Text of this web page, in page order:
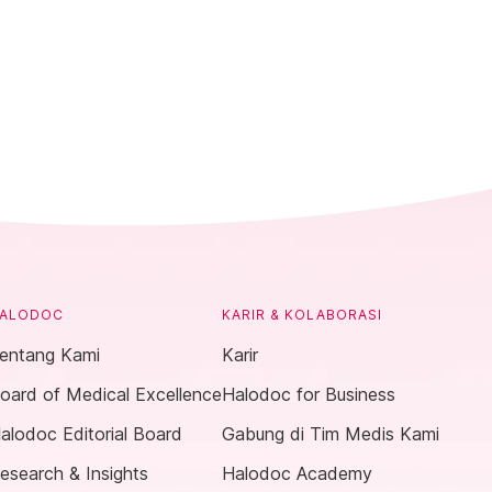
Kami
of Medical Excellence
Editorial Board
& Insights
KARIR & KOLABORASI
Karir
Halodoc for Business
Gabung di Tim Medis Kami
Halodoc Academy